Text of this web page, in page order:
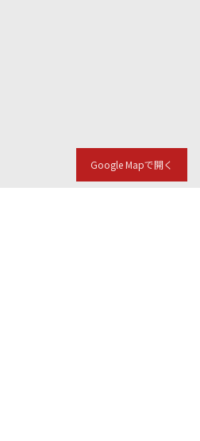
Google Mapで開く